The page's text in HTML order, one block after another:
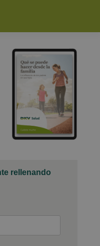
rellenando